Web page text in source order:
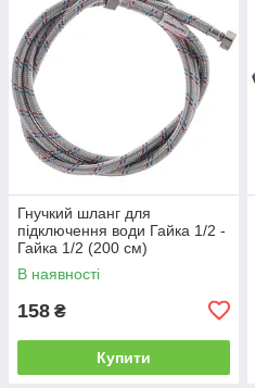
Гнучкий шланг для
підключення води Гайка 1/2 -
Гайка 1/2 (200 см)
Нержавійка
В наявності
158 ₴
Купити